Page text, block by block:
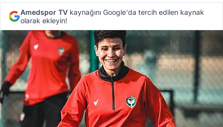
Amedspor TV kaynağını Google'da tercih edilen kaynak
olarak ekleyin!